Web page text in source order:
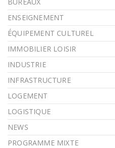
ENSEIGNEMENT
ÉQUIPEMENT CULTUREL
IMMOBILIER LOISIR
INDUSTRIE
INFRASTRUCTURE
LOGEMENT
LOGISTIQUE
NEWS
PROGRAMME MIXTE